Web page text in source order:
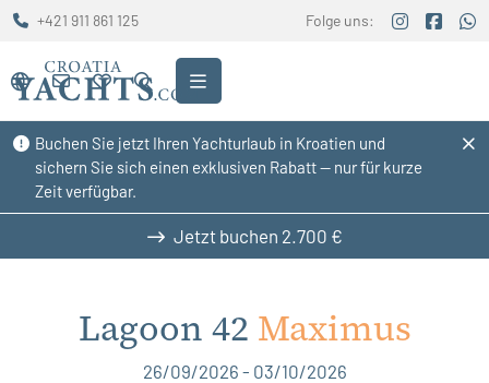
Buchen Sie jetzt Ihren Yachturlaub in Kroatien und
sichern Sie sich einen exklusiven Rabatt — nur für kurze
Zeit verfügbar.
+421 911 861 125 Folge uns:
Jetzt buchen 2.700 €
Lagoon 42 Maximus
26/09/2026 - 03/10/2026